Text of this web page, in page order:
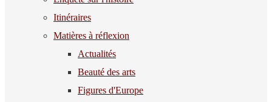
Itinéraires
Matières à réflexion
Actualités
Beauté des arts
Figures d'Europe